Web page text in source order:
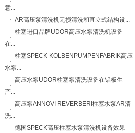
意...
AR高压泵清洗机无损清洗和直立式结构设...
柱塞进口品牌UDOR高压水泵清洗机设备
在...
柱塞SPECK-KOLBENPUMPENFABRIK高压
水泵...
高压水泵UDOR柱塞泵清洗设备在铝板生
产...
高压泵ANNOVI REVERBERI柱塞水泵AR清
洗...
德国SPECK高压柱塞水泵清洗机设备效果